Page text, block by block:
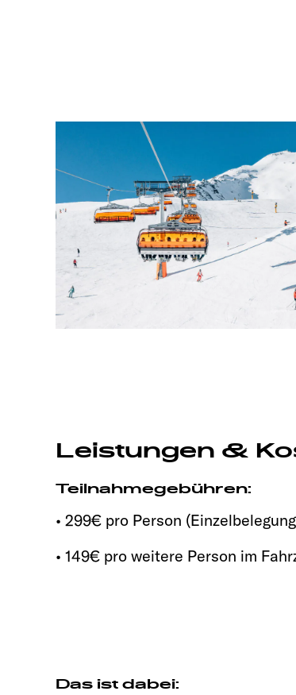
Leistungen &
Teilnahmegebühren:
• 299€ pro Person
• 149€ pro weitere Person im
Das ist dabei: